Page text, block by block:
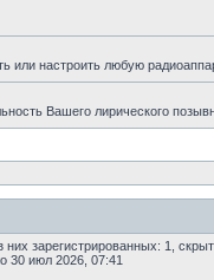
или настроить любую
Вашего лирического
них зарегистрированных: 1,
30 июл 2026, 07:41